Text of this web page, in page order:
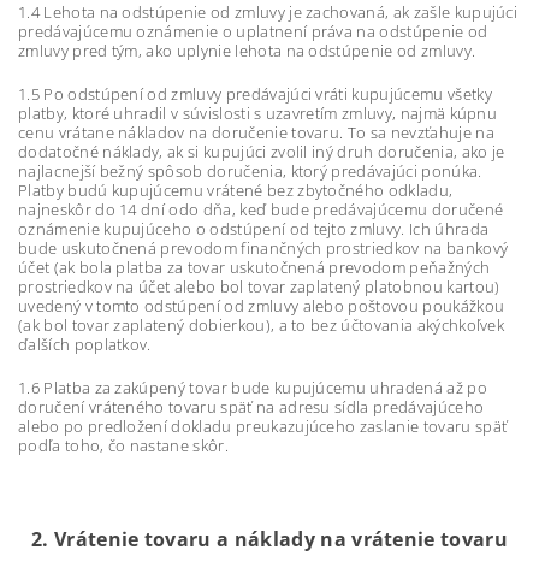
1.4 Lehota na odstúpenie od zmluvy je zachovaná, ak zašle kupujúci
predávajúcemu oznámenie o uplatnení práva na odstúpenie od
zmluvy pred tým, ako uplynie lehota na odstúpenie od zmluvy.
1.5 Po odstúpení od zmluvy predávajúci vráti kupujúcemu všetky
platby, ktoré uhradil v súvislosti s uzavretím zmluvy, najmä kúpnu
cenu vrátane nákladov na doručenie tovaru. To sa nevzťahuje na
dodatočné náklady, ak si kupujúci zvolil iný druh doručenia, ako je
najlacnejší bežný spôsob doručenia, ktorý predávajúci ponúka.
Platby budú kupujúcemu vrátené bez zbytočného odkladu,
najneskôr do 14 dní odo dňa, keď bude predávajúcemu doručené
oznámenie kupujúceho o odstúpení od tejto zmluvy. Ich úhrada
bude uskutočnená prevodom finančných prostriedkov na bankový
účet (ak bola platba za tovar uskutočnená prevodom peňažných
prostriedkov na účet alebo bol tovar zaplatený platobnou kartou)
uvedený v tomto odstúpení od zmluvy alebo poštovou poukážkou
(ak bol tovar zaplatený dobierkou), a to bez účtovania akýchkoľvek
ďalších poplatkov.
1.6 Platba za zakúpený tovar bude kupujúcemu uhradená až po
doručení vráteného tovaru späť na adresu sídla predávajúceho
alebo po predložení dokladu preukazujúceho zaslanie tovaru späť
podľa toho, čo nastane skôr.
2. Vrátenie tovaru a náklady na vrátenie tovaru